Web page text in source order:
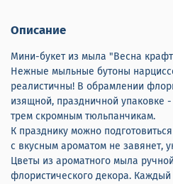
Описание
Мини-букет из мыла "Весна
Нежные мыльные бутоны
реалистичны! В обрамлении
изящной, праздничной упаковке
трем скромным тюльпанчикам.
К празднику можно
с вкусным ароматом не завянет,
Цветы из ароматного мыла
флористического декора.